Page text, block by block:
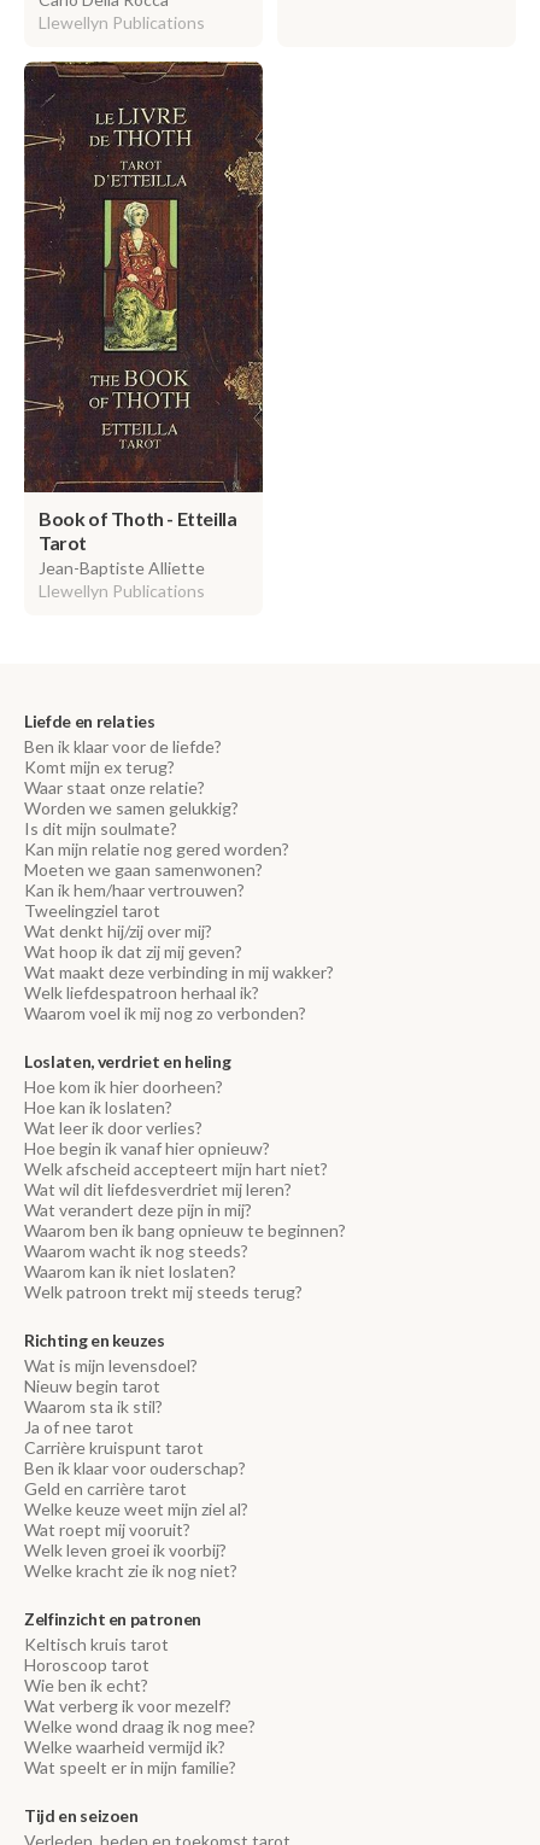
Llewellyn Publications
Book of Thoth - Etteilla
Tarot
Jean-Baptiste Alliette
Llewellyn Publications
Liefde en relaties
Ben ik klaar voor de liefde?
Komt mijn ex terug?
Waar staat onze relatie?
Worden we samen gelukkig?
Is dit mijn soulmate?
Kan mijn relatie nog gered worden?
Moeten we gaan samenwonen?
Kan ik hem/haar vertrouwen?
Tweelingziel tarot
Wat denkt hij/zij over mij?
Wat hoop ik dat zij mij geven?
Wat maakt deze verbinding in mij wakker?
Welk liefdespatroon herhaal ik?
Waarom voel ik mij nog zo verbonden?
Loslaten, verdriet en heling
Hoe kom ik hier doorheen?
Hoe kan ik loslaten?
Wat leer ik door verlies?
Hoe begin ik vanaf hier opnieuw?
Welk afscheid accepteert mijn hart niet?
Wat wil dit liefdesverdriet mij leren?
Wat verandert deze pijn in mij?
Waarom ben ik bang opnieuw te beginnen?
Waarom wacht ik nog steeds?
Waarom kan ik niet loslaten?
Welk patroon trekt mij steeds terug?
Richting en keuzes
Wat is mijn levensdoel?
Nieuw begin tarot
Waarom sta ik stil?
Ja of nee tarot
Carrière kruispunt tarot
Ben ik klaar voor ouderschap?
Geld en carrière tarot
Welke keuze weet mijn ziel al?
Wat roept mij vooruit?
Welk leven groei ik voorbij?
Welke kracht zie ik nog niet?
Zelfinzicht en patronen
Keltisch kruis tarot
Horoscoop tarot
Wie ben ik echt?
Wat verberg ik voor mezelf?
Welke wond draag ik nog mee?
Welke waarheid vermijd ik?
Wat speelt er in mijn familie?
Tijd en seizoen